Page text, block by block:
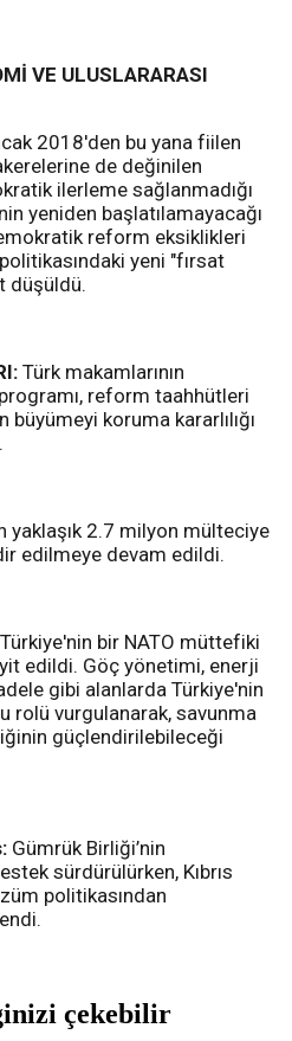
VE ULUSLARARASI
2018'den bu yana fiilen
de değinilen
ilerleme sağlanmadığı
yeniden başlatılamayacağı
reform eksiklikleri
yeni "fırsat
düşüldü.
Türk makamlarının
reform taahhütleri
koruma kararlılığı
yaklaşık 2.7 milyon mülteciye
edilmeye devam edildi.
Türkiye'nin bir NATO müttefiki
edildi. Göç yönetimi, enerji
gibi alanlarda Türkiye'nin
rolü vurgulanarak, savunma
güçlendirilebileceği
Gümrük Birliği’nin
sürdürülürken, Kıbrıs
politikasından
çekebilir